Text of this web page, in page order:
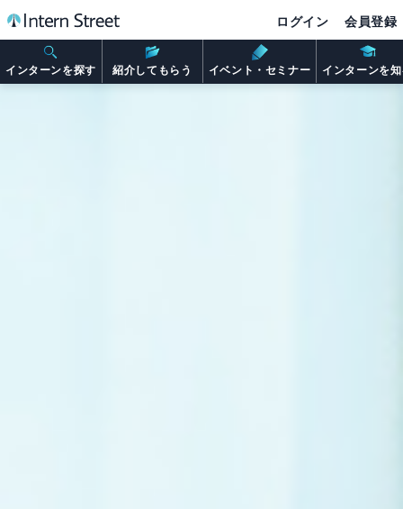
インターンを探す 紹介してもらう イベント・セミナー インターンを
ログイン 会員登録